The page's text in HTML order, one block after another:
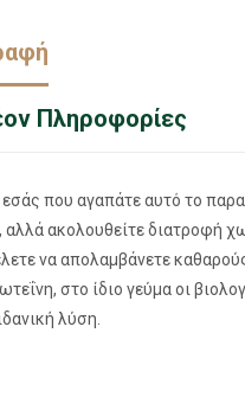
Πληροφορίες
εσάς που αγαπάτε αυτό το
αλλά ακολουθείτε διατροφή
να απολαμβάνετε
στο ίδιο γεύμα οι
λύση.